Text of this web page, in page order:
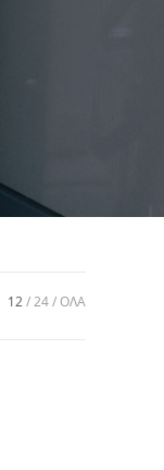
12 24 ΟΛΑ